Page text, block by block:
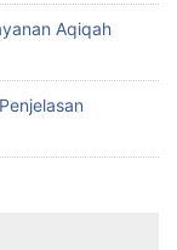
Aqiqah